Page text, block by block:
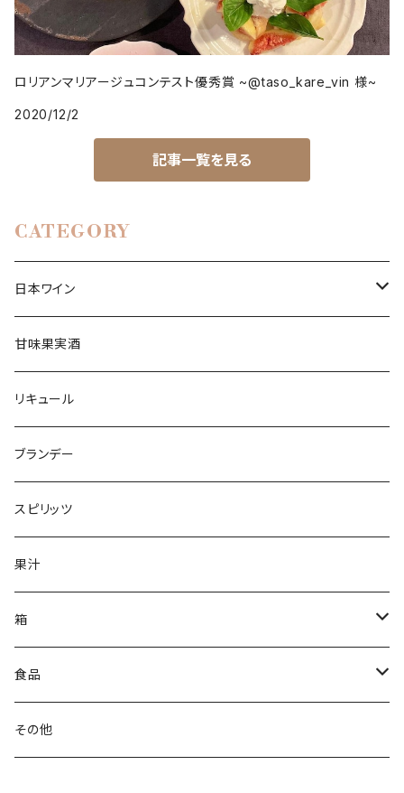
ロリアンマリアージュコンテスト優秀賞 ~@taso_kare_vin 様~
2020/12/2
記事一覧を見る
CATEGORY
日本ワイン
白ワイン
辛口ワイン
中口ワイン
赤ワイン
フルボディ
ミディアムボディ
ロゼワイン
スパークリングワイン
甘味果実酒
リキュール
ブランデー
スピリッツ
果汁
箱
無料簡易箱
有料贈答箱
食品
調理キット
その他